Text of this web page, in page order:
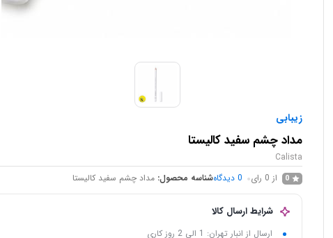
زیبابی
مداد چشم سفید کالیستا
Calista
0 از 0 رای 0 دیدگاهشناسه محصول:مداد چشم سفید کالیستا
شرایط ارسال کالا
ارسال از انبار تهران: 1 الی 2 روز کاری